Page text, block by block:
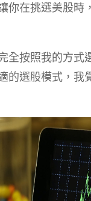
你在挑選美股時
全按照我的方式
的選股模式，我